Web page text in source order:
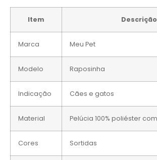
Item Descrição
Marca Meu Pet
Modelo Raposinha
Indicação Cães e gatos
Material Pelúcia 100% poliéster
Cores Sortidas